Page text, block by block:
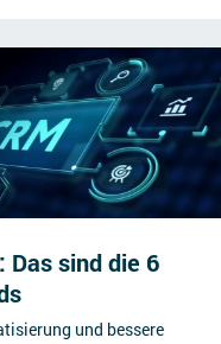
Das sind die 6
und bessere